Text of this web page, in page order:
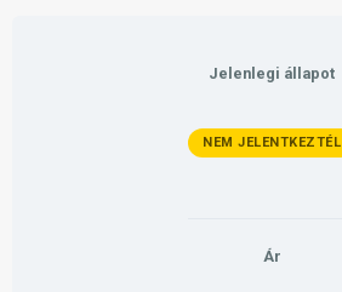
Jelenlegi állapot
NEM JELENTKEZTÉL
Ár